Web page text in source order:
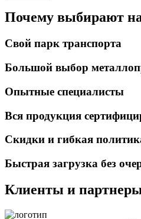
Почему выбирают
Свой парк транспорта
Большой выбор
Опытные специалисты
Вся продукция
Скидки и гибкая
Быстрая загрузка без
Клиенты и